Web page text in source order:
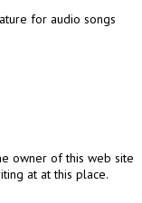
for audio songs
owner of this web site
at at this place.